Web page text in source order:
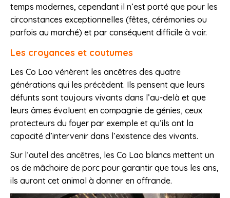
temps modernes, cependant il n’est porté que pour les
circonstances exceptionnelles (fêtes, cérémonies ou
parfois au marché) et par conséquent difficile à voir.
Les croyances et coutumes
Les Co Lao vénèrent les ancêtres des quatre
générations qui les précèdent. Ils pensent que leurs
défunts sont toujours vivants dans l’au-delà et que
leurs âmes évoluent en compagnie de génies, ceux
protecteurs du foyer par exemple et qu’ils ont la
capacité d’intervenir dans l’existence des vivants.
Sur l’autel des ancêtres, les Co Lao blancs mettent un
os de mâchoire de porc pour garantir que tous les ans,
ils auront cet animal à donner en offrande.